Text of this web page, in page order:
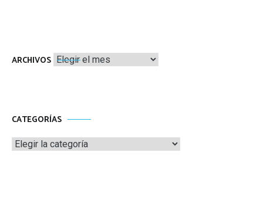
ARCHIVOS Archivos
CATEGORÍAS
Categorías